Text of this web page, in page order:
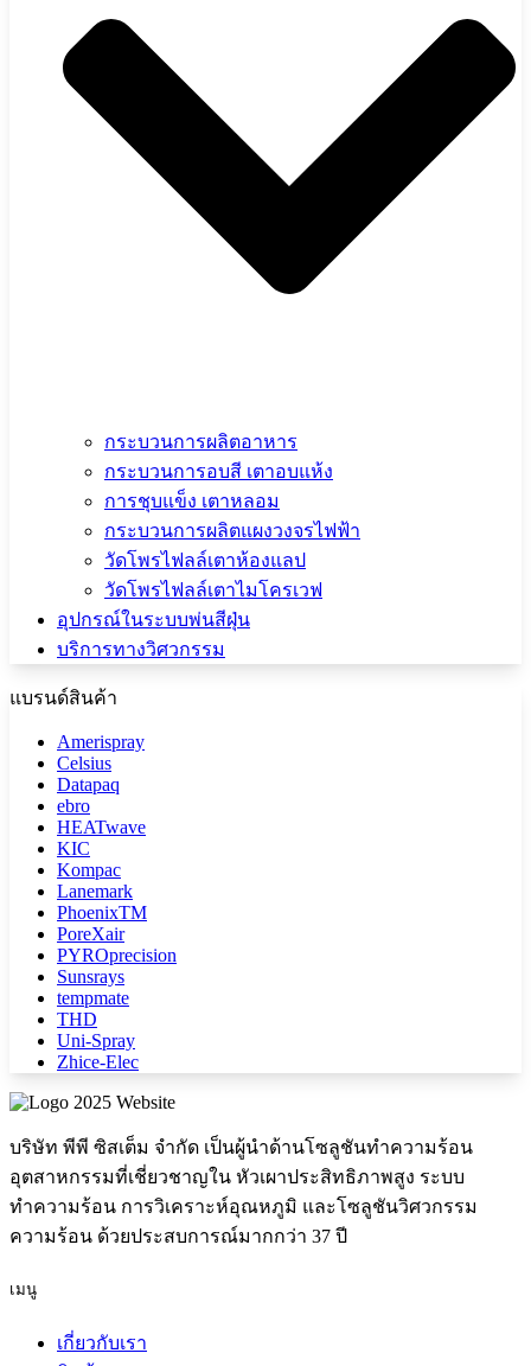
กระบวนการผลิตอาหาร
กระบวนการอบสี เตาอบแห้ง
การชุบแข็ง เตาหลอม
กระบวนการผลิตแผงวงจรไฟฟ้า
วัดโพรไฟลล์เตาห้องแลป
วัดโพรไฟลล์เตาไมโครเวฟ
อุปกรณ์ในระบบพ่นสีฝุ่น
บริการทางวิศวกรรม
แบรนด์สินค้า
Amerispray
Celsius
Datapaq
ebro
HEATwave
KIC
Kompac
Lanemark
PhoenixTM
PoreXair
PYROprecision
Sunsrays
tempmate
THD
Uni-Spray
Zhice-Elec
บริษัท พีพี ซิสเต็ม จำกัด เป็นผู้นำด้านโซลูชันทำความร้อน
อุตสาหกรรมที่เชี่ยวชาญใน หัวเผาประสิทธิภาพสูง ระบบ
ทำความร้อน การวิเคราะห์อุณหภูมิ และโซลูชันวิศวกรรม
ความร้อน ด้วยประสบการณ์มากกว่า 37 ปี
เมนู
เกี่ยวกับเรา